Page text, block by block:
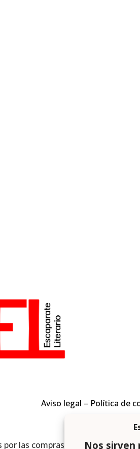
Aviso legal – Política de
las compras adscritas que